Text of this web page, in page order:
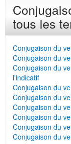
tous les
Conjugaison du
Conjugaison du
Conjugaison du
l'indicatif
Conjugaison du
Conjugaison du
Conjugaison du
Conjugaison du
Conjugaison du
Conjugaison du